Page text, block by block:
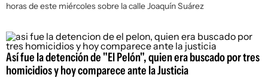
horas de este miércoles sobre la calle Joaquín Suárez
Así fue la detención de "El Pelón", quien era buscado por tres
homicidios y hoy comparece ante la Justicia